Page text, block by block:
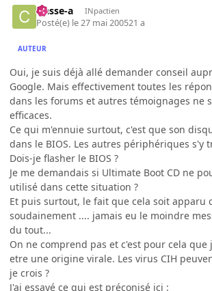
classe-a INpactien
Posté(e) le 27 mai 200521 a
AUTEUR
Oui, je suis déjà allé demander conseil
Google. Mais effectivement toutes les
dans les forums et autres témoignages ne
efficaces.
Ce qui m'ennuie surtout, c'est que son
dans le BIOS. Les autres périphériques s'y
Dois-je flasher le BIOS ?
Je me demandais si Ultimate Boot CD ne
utilisé dans cette situation ?
Et puis surtout, le fait que cela soit apparu
soudainement .... jamais eu le moindre
du tout...
On ne comprend pas et c'est pour cela que
etre une origine virale. Les virus CIH
je crois ?
J'ai essayé ce qui est préconisé ici :